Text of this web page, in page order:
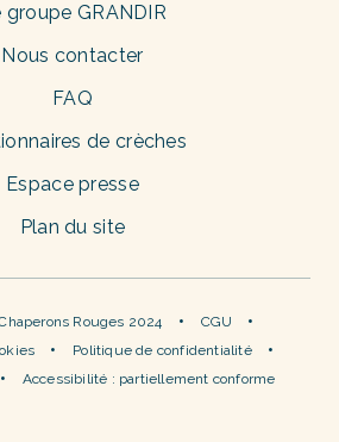
groupe GRANDIR
Nous contacter
FAQ
de crèches
Espace presse
Plan du site
Rouges 2024
CGU
Politique de confidentialité
Accessibilité : partiellement conforme